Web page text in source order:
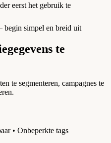
eerst het gebruik te
simpel en breid uit
te
te segmenteren, campagnes te
• Onbeperkte tags